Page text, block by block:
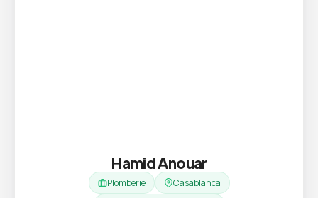
Hamid Anouar
Plomberie
Casablanca